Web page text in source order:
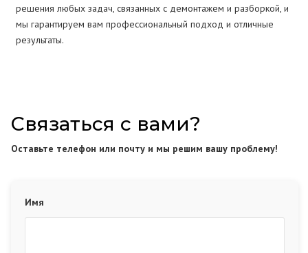
решения любых задач, связанных с демонтажем и разборкой, и
мы гарантируем вам профессиональный подход и отличные
результаты.
Связаться с вами?
Оставьте телефон или почту и мы решим вашу проблему!
Имя